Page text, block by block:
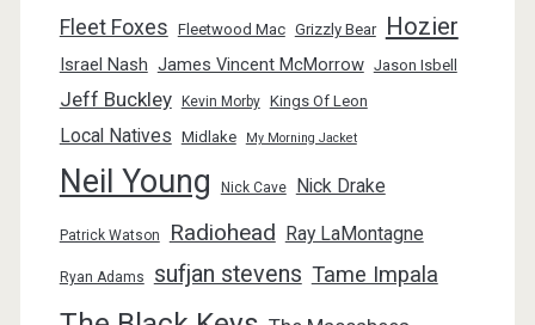
Fleet Foxes Fleetwood Mac Grizzly Bear Hozier
Israel Nash James Vincent McMorrow Jason Isbell
Jeff Buckley Kevin Morby Kings Of Leon
Local Natives Midlake My Morning Jacket
Neil Young Nick Cave Nick Drake
Patrick Watson Radiohead Ray LaMontagne
Ryan Adams sufjan stevens Tame Impala